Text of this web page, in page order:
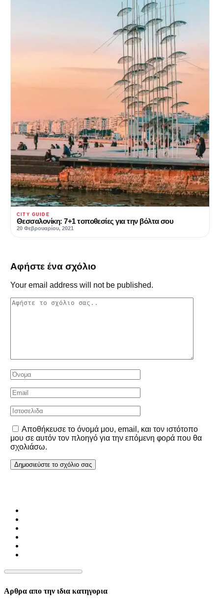
CITY GUIDE
Θεσσαλονίκη: 7+1 τοποθεσίες για την βόλτα σου
20 Φεβρουαρίου, 2021
Αφήστε ένα σχόλιο
Your email address will not be published.
Αποθήκευσε το όνομά μου, email, και τον ιστότοπο
μου σε αυτόν τον πλοηγό για την επόμενη φορά που θα
σχολιάσω.
Αρθρα απο την ιδια κατηγορια